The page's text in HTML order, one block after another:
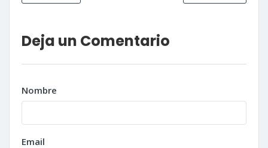
Deja un Comentario
Nombre
Email